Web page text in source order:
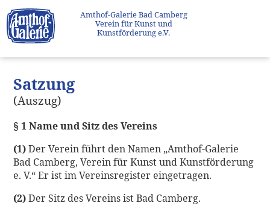
Amthof-Galerie Bad Camberg
Verein für Kunst und
Kunstförderung e.V.
Satzung
(Auszug)
§ 1 Name und Sitz des Vereins
(1)Der Verein führt den Namen „Amthof-Galerie
Bad Camberg, Verein für Kunst und Kunstförderung
e. V.“ Er ist im Vereinsregister eingetragen.
(2)Der Sitz des Vereins ist Bad Camberg.